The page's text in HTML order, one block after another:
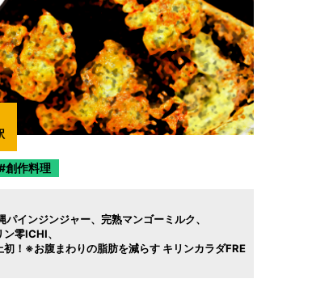
創作料理
パインジンジャー
完熟マンゴーミルク
ン零ICHI
！※お腹まわりの脂肪を減らす キリンカラダFRE